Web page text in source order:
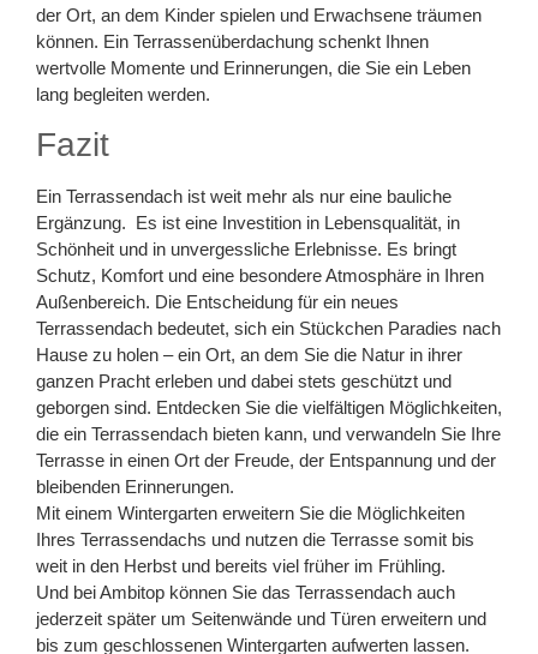
der Ort, an dem Kinder spielen und Erwachsene träumen
können. Ein Terrassenüberdachung schenkt Ihnen
wertvolle Momente und Erinnerungen, die Sie ein Leben
lang begleiten werden.
Fazit
Ein Terrassendach ist weit mehr als nur eine bauliche
Ergänzung. Es ist eine Investition in Lebensqualität, in
Schönheit und in unvergessliche Erlebnisse. Es bringt
Schutz, Komfort und eine besondere Atmosphäre in Ihren
Außenbereich. Die Entscheidung für ein neues
Terrassendach bedeutet, sich ein Stückchen Paradies nach
Hause zu holen – ein Ort, an dem Sie die Natur in ihrer
ganzen Pracht erleben und dabei stets geschützt und
geborgen sind. Entdecken Sie die vielfältigen Möglichkeiten,
die ein Terrassendach bieten kann, und verwandeln Sie Ihre
Terrasse in einen Ort der Freude, der Entspannung und der
bleibenden Erinnerungen.
Mit einem Wintergarten erweitern Sie die Möglichkeiten
Ihres Terrassendachs und nutzen die Terrasse somit bis
weit in den Herbst und bereits viel früher im Frühling.
Und bei Ambitop können Sie das Terrassendach auch
jederzeit später um Seitenwände und Türen erweitern und
bis zum geschlossenen Wintergarten aufwerten lassen.